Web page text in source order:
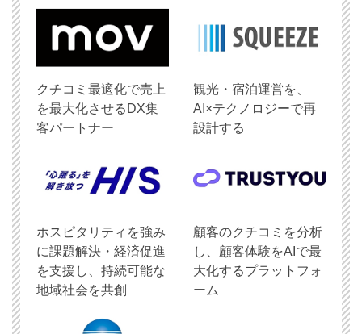
クチコミ最適化で売上
を最大化させるDX集
客パートナー
観光・宿泊運営を、
AI×テクノロジーで再
設計する
ホスピタリティを強み
に課題解決・経済促進
を支援し、持続可能な
地域社会を共創
顧客のクチコミを分析
し、顧客体験をAIで最
大化するプラットフォ
ーム